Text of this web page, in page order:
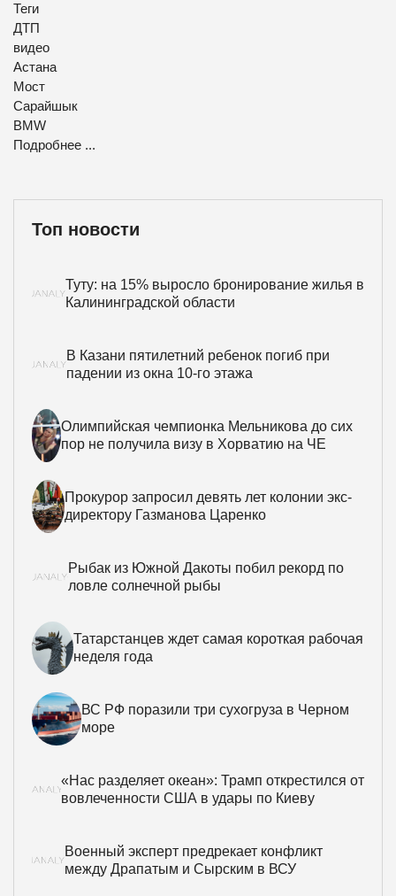
Теги
ДТП
видео
Астана
Мост
Сарайшык
BMW
Подробнее ...
Топ новости
Туту: на 15% выросло бронирование жилья в
Калининградской области
В Казани пятилетний ребенок погиб при
падении из окна 10-го этажа
Олимпийская чемпионка Мельникова до сих
пор не получила визу в Хорватию на ЧЕ
Прокурор запросил девять лет колонии экс-
директору Газманова Царенко
Рыбак из Южной Дакоты побил рекорд по
ловле солнечной рыбы
Татарстанцев ждет самая короткая рабочая
неделя года
ВС РФ поразили три сухогруза в Черном
море
«Нас разделяет океан»: Трамп открестился от
вовлеченности США в удары по Киеву
Военный эксперт предрекает конфликт
между Драпатым и Сырским в ВСУ